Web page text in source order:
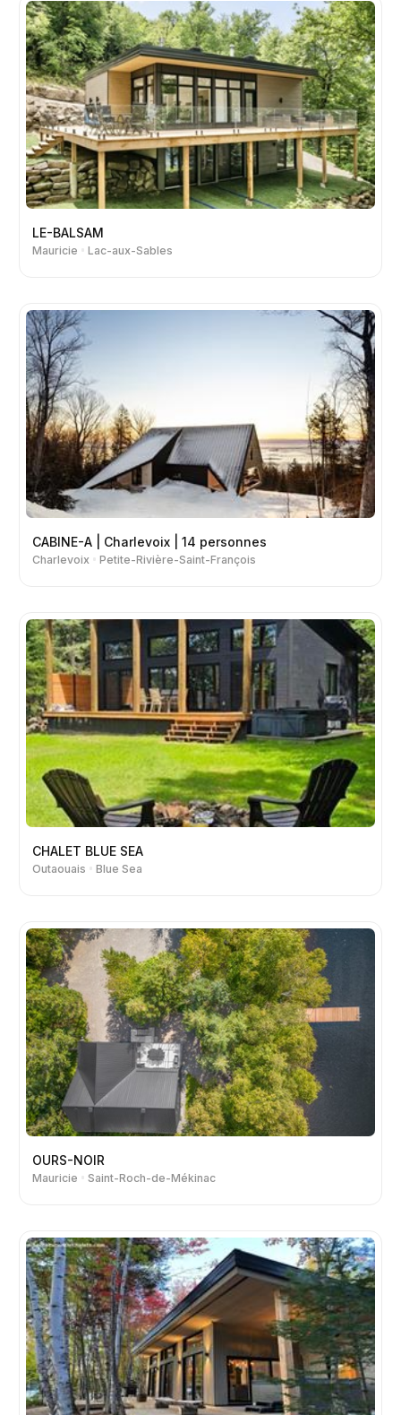
LE-BALSAM
Mauricie Lac-aux-Sables
CABINE-A | Charlevoix | 14 personnes
Charlevoix Petite-Rivière-Saint-François
CHALET BLUE SEA
Outaouais Blue Sea
OURS-NOIR
Mauricie Saint-Roch-de-Mékinac